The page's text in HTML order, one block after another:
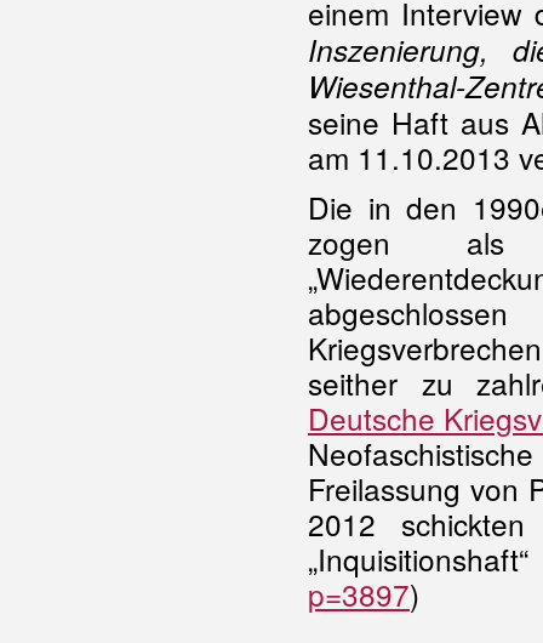
einem Interview
Inszenierung,
Wiesenthal-
seine Haft aus
am 11.10.2013
Die in den
zogen als
seither zu
Deutsche
Freilassung von
2012
p=3897)